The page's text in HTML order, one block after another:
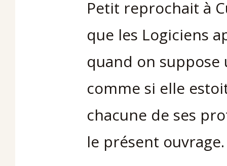
Petit reprochait à
que les Logiciens
quand on
comme si elle
chacune de ses
le présent ouvrage.